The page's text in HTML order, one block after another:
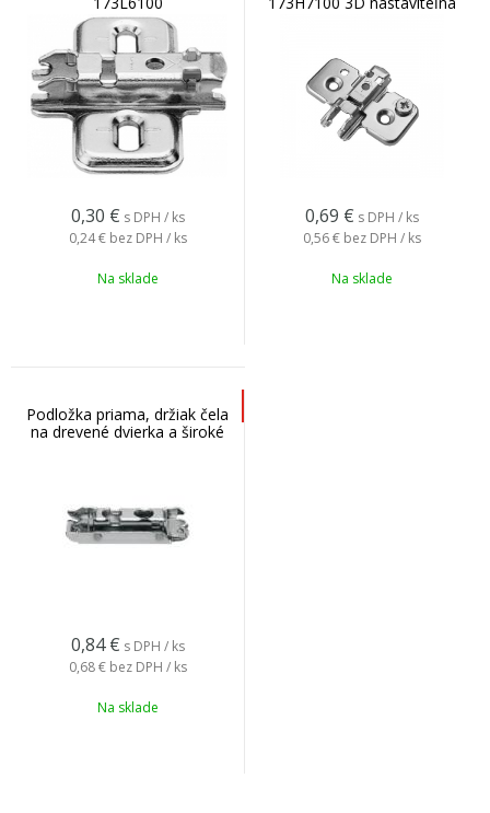
0,30 € s DPH / ks
0,24 € bez DPH / ks
Na sklade
0,69 € s DPH / ks
0,56 € bez DPH / ks
Na sklade
Podložka priama, držiak čela
na drevené dvierka a široké
0,84 € s DPH / ks
0,68 € bez DPH / ks
Na sklade